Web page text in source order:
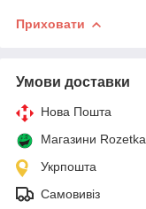
Приховати
Умови доставки
Нова Пошта
Магазини Rozetka
Укрпошта
Самовивіз